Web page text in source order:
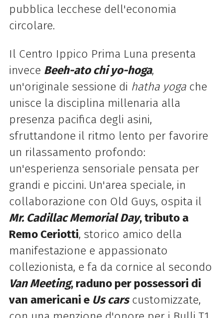
pubblica lecchese dell'economia
circolare.
Il Centro Ippico Prima Luna presenta
invece Beeh-ato chi yo-hoga,
un'originale sessione di hatha yogache
unisce la disciplina millenaria alla
presenza pacifica degli asini,
sfruttandone il ritmo lento per favorire
un rilassamento profondo:
un'esperienza sensoriale pensata per
grandi e piccini. Un'area speciale, in
collaborazione con Old Guys, ospita il
Mr. Cadillac Memorial Day, tributo a
Remo Ceriotti, storico amico della
manifestazione e appassionato
collezionista, e fa da cornice al secondo
Van Meeting, raduno per possessori di
van americani e Us carscustomizzate,